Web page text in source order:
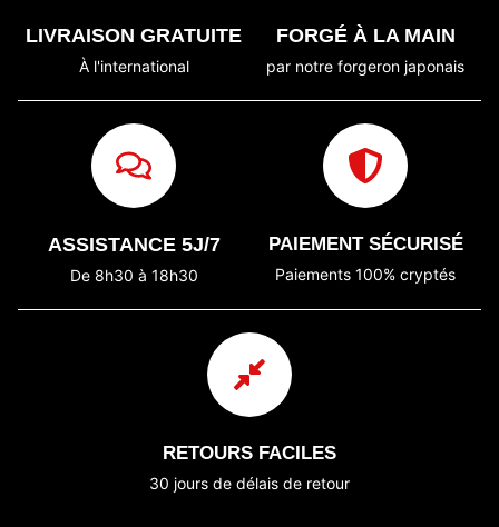
LIVRAISON GRATUITE
À l'international
FORGÉ À LA MAIN
par notre forgeron japonais
ASSISTANCE 5J/7
De 8h30 à 18h30
PAIEMENT SÉCURISÉ
Paiements 100% cryptés
RETOURS FACILES
30 jours de délais de retour